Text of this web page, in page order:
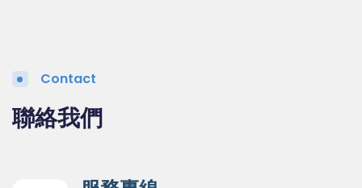
Contact
聯絡我們